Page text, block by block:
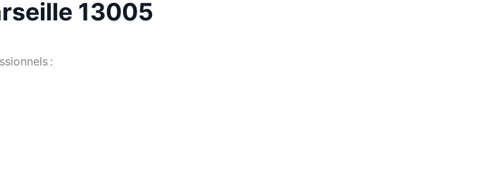
13005
: